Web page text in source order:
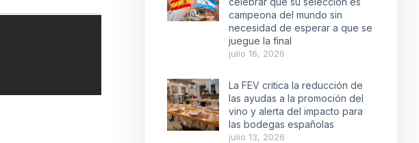
campeona del mundo sin
necesidad de esperar a que se
juegue la final
julio 16, 2026
La FEV critica la reducción de
las ayudas a la promoción del
vino y alerta del impacto para
las bodegas españolas
julio 13, 2026